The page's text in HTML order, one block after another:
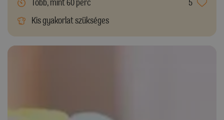
Több, mint 60 perc
5
Kis gyakorlat szükséges